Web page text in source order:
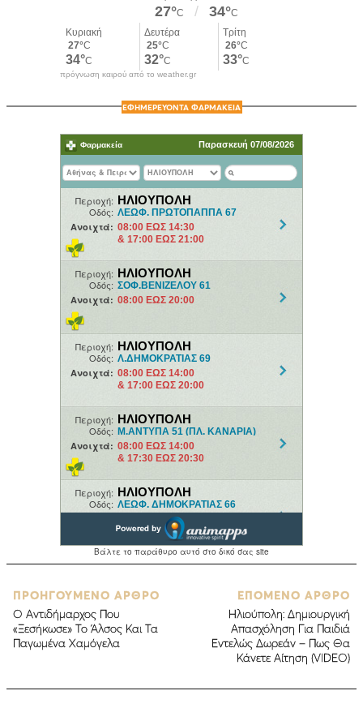
πρόγνωση καιρού από το weather.gr
ΕΦΗΜΕΡΕΥΟΝΤΑ ΦΑΡΜΑΚΕΙΑ
ΠΡΟΗΓΟΥΜΕΝΟ ΑΡΘΡΟ
Ο Αντιδήμαρχος Που
«Ξεσήκωσε» Το Άλσος Και Τα
Παγωμένα Χαμόγελα
ΕΠΟΜΕΝΟ ΑΡΘΡΟ
Ηλιούπολη: Δημιουργική
Απασχόληση Για Παιδιά
Εντελώς Δωρεάν – Πως Θα
Κάνετε Αίτηση (VIDEO)